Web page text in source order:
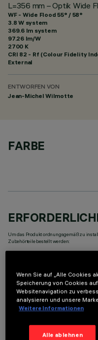
L=356 mm – Optik Wide
WF - Wide Flood 55° / 58°
3.8 W system
369.6 lm system
97.26 lm/W
2700 K
CRI 82 - Rf (Colour Fidelity
External
ENTWORFEN VON
Jean-Michel Wilmotte
FARBE
Um das Produkt ordnungsgemäß zu
Zubehörteile bestellt werden:
OPTIONALE
Wenn Sie auf „Alle Cookies
Speicherung von Cookies
Websitenavigation zu
analysieren und unsere
Weitere Informationen
Alle ablehnen